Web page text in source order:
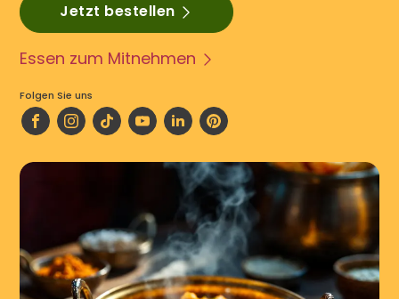
Jetzt bestellen
Essen zum Mitnehmen
Folgen Sie uns